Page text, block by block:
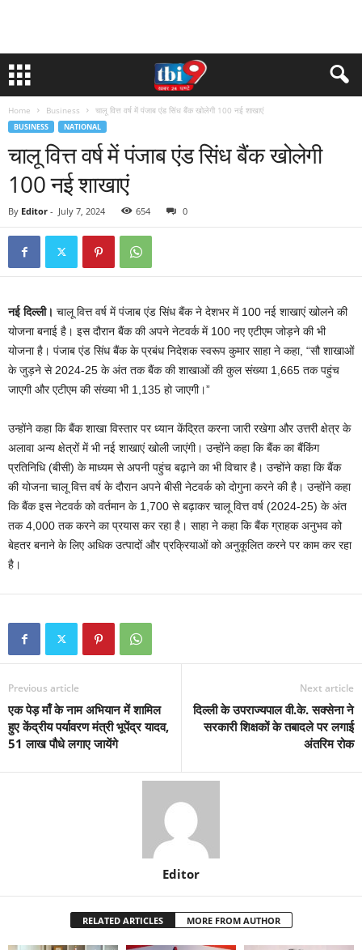
Home Business चालू वित्त वर्ष में पंजाब एंड सिंध बैंक खोलेगी 100 नई शाखाएं
BUSINESS NATIONAL
चालू वित्त वर्ष में पंजाब एंड सिंध बैंक खोलेगी
100 नई शाखाएं
By Editor - July 7, 2024 654 0
नई दिल्ली। चालू वित्त वर्ष में पंजाब एंड सिंध बैंक ने देशभर में 100 नई शाखाएं खोलने की
योजना बनाई है। इस दौरान बैंक की अपने नेटवर्क में 100 नए एटीएम जोड़ने की भी
योजना है। पंजाब एंड सिंध बैंक के प्रबंध निदेशक स्वरूप कुमार साहा ने कहा, “सौ शाखाओं
के जुड़ने से 2024-25 के अंत तक बैंक की शाखाओं की कुल संख्या 1,665 तक पहुंच
जाएगी और एटीएम की संख्या भी 1,135 हो जाएगी।”
उन्होंने कहा कि बैंक शाखा विस्तार पर ध्यान केंद्रित करना जारी रखेगा और उत्तरी क्षेत्र के
अलावा अन्य क्षेत्रों में भी नई शाखाएं खोली जाएंगी। उन्होंने कहा कि बैंक का बैंकिंग
प्रतिनिधि (बीसी) के माध्यम से अपनी पहुंच बढ़ाने का भी विचार है। उन्होंने कहा कि बैंक
की योजना चालू वित्त वर्ष के दौरान अपने बीसी नेटवर्क को दोगुना करने की है। उन्होंने कहा
कि बैंक इस नेटवर्क को वर्तमान के 1,700 से बढ़ाकर चालू वित्त वर्ष (2024-25) के अंत
तक 4,000 तक करने का प्रयास कर रहा है। साहा ने कहा कि बैंक ग्राहक अनुभव को
बेहतर बनाने के लिए अधिक उत्पादों और प्रक्रियाओं को अनुकूलित करने पर काम कर रहा
है।
Previous article
एक पेड़ माँ के नाम अभियान में शामिल
हुए केंद्रीय पर्यावरण मंत्री भूपेंद्र यादव,
51 लाख पौधे लगाए जायेंगे
Next article
दिल्ली के उपराज्यपाल वी.के. सक्सेना ने
सरकारी शिक्षकों के तबादले पर लगाई
अंतरिम रोक
Editor
RELATED ARTICLES MORE FROM AUTHOR